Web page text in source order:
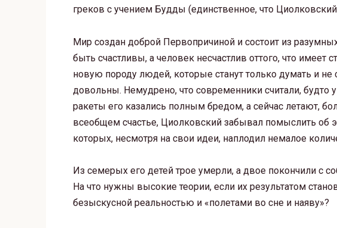
греков с учением Будды (единственное, что Циолковский
Мир создан доброй Первопричиной и состоит из
быть счастливы, а человек несчастлив оттого, что имеет
новую породу людей, которые станут только думать и не
довольны. Немудрено, что современники считали, будто
ракеты его казались полным бредом, а сейчас летают,
всеобщем счастье, Циолковский забывал помыслить об
которых, несмотря на свои идеи, наплодил немалое
Из семерых его детей трое умерли, а двое покончили с
На что нужны высокие теории, если их результатом
безыскусной реальностью и «полетами во сне и наяву»?